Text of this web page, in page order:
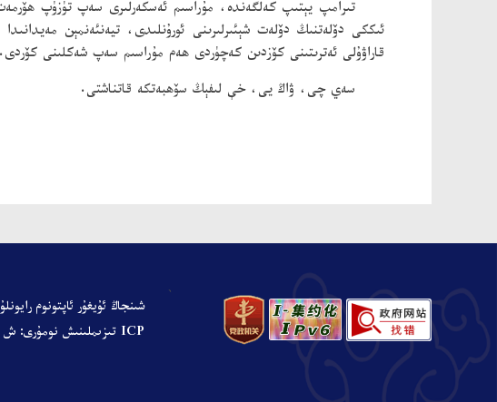
تىرامپ يېتىپ كەلگەندە، مۇراسىم ئەسكەرلىرى سەپ تۈزۈپ
قاراۋۇلى ئەترىتىنى كۆزدىن كەچۈردى ھەم مۇراسىم سەپ شەكلىنى كۆردى.
سەي چى، ۋاڭ يى، خې لىفېڭ سۆھبەتكە قاتناشتى.
شىنجاڭ ئۇيغۇر ئاپتونوم
ICP تىزىملىنىش نومۇرى: ش ICP ت 05001680-نومۇرلۇق
、